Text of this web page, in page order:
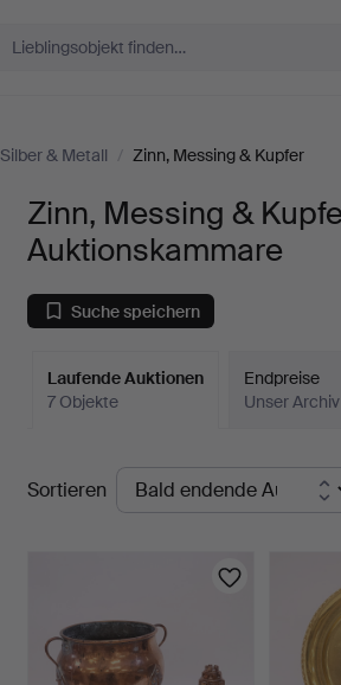
Silber & Metall / Zinn, Messing & Kupfer
Zinn, Messing &
Auktionskammare
Suche speichern
Laufende Auktionen
7 Objekte
Endpreise
Unser
Laufende
Auktionen
Sortieren